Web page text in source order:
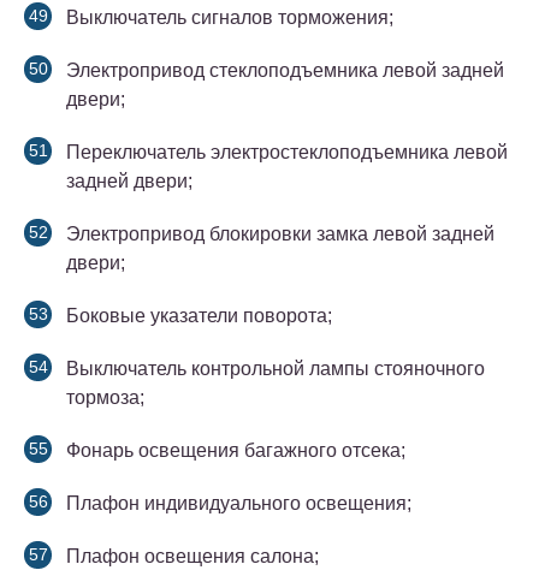
Выключатель сигналов торможения;
Электропривод стеклоподъемника левой задней
двери;
Переключатель электростеклоподъемника левой
задней двери;
Электропривод блокировки замка левой задней
двери;
Боковые указатели поворота;
Выключатель контрольной лампы стояночного
тормоза;
Фонарь освещения багажного отсека;
Плафон индивидуального освещения;
Плафон освещения салона;